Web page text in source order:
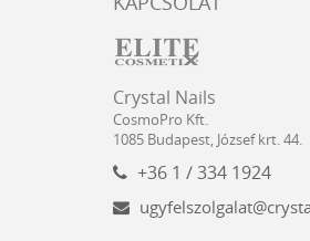
Nails
Kft.
Crystal Nails
CosmoPro Kft.
1085 Budapest, József krt. 44.
+36 1 / 334 1924